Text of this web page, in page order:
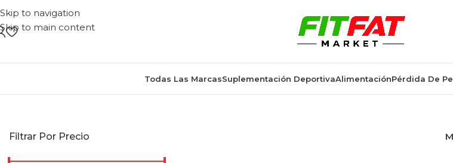
Skip to navigation
Skip to main content
Todas Las MarcasSuplementación DeportivaAlimentaciónPérdida De
Filtrar Por Precio